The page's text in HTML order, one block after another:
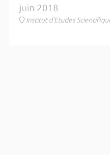
juin 2018
Institut d'Etudes